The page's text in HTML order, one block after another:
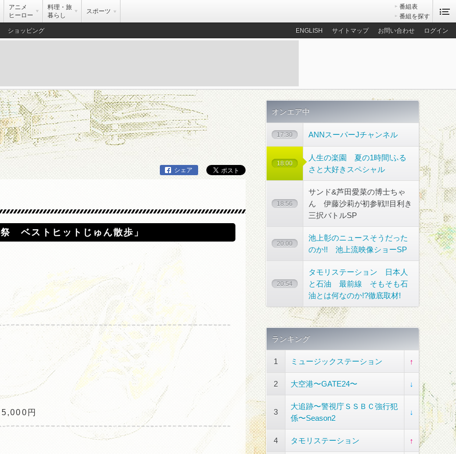
アニメ
ヒーロー
料理・旅
暮らし
スポーツ
番組表
番組を探す
ショッピング ENGLISH サイトマップ お問い合わせ ログイン
シェア
散歩コース
ベストヒットじゅん散歩」
円
オンエア中
17:30 ANNスーパーJチャンネル
18:00
人生の楽園 夏の1時間!ふる
さと大好きスペシャル
18:56
サンド&芦田愛菜の博士ちゃ
ん 伊藤沙莉が初参戦!!目利き
三択バトルSP
20:00
池上彰のニュースそうだった
のか!! 池上流映像ショーSP
20:54
タモリステーション 日本人
と石油 最前線 そもそも石
油とは何なのか!?徹底取材!
ランキング
1 ミュージックステーション ↑
2 大空港〜GATE24〜 ↓
3
大追跡〜警視庁ＳＳＢＣ強行犯
係〜Season2
↓
4 タモリステーション ↑